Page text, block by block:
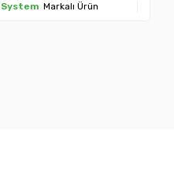
System Markalı Ürün